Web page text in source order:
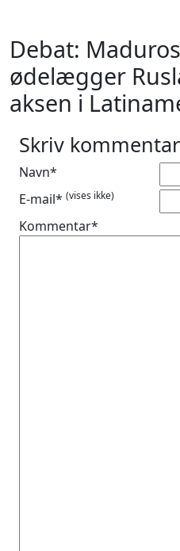
Debat:
ødelægger
aksen i
Skriv kommentar
Navn*
E-mail* (vises ikke)
Kommentar*